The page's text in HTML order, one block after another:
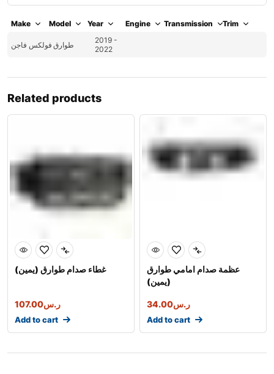
Make Model Year Engine Transmission Trim
فولكس فاجن طوارق
2019 -
2022
Related products
غطاء صدام طوارق (يمين)
ر.س107.00
Add to cart
عظمة صدام امامي طوارق
(يمين)
ر.س34.00
Add to cart